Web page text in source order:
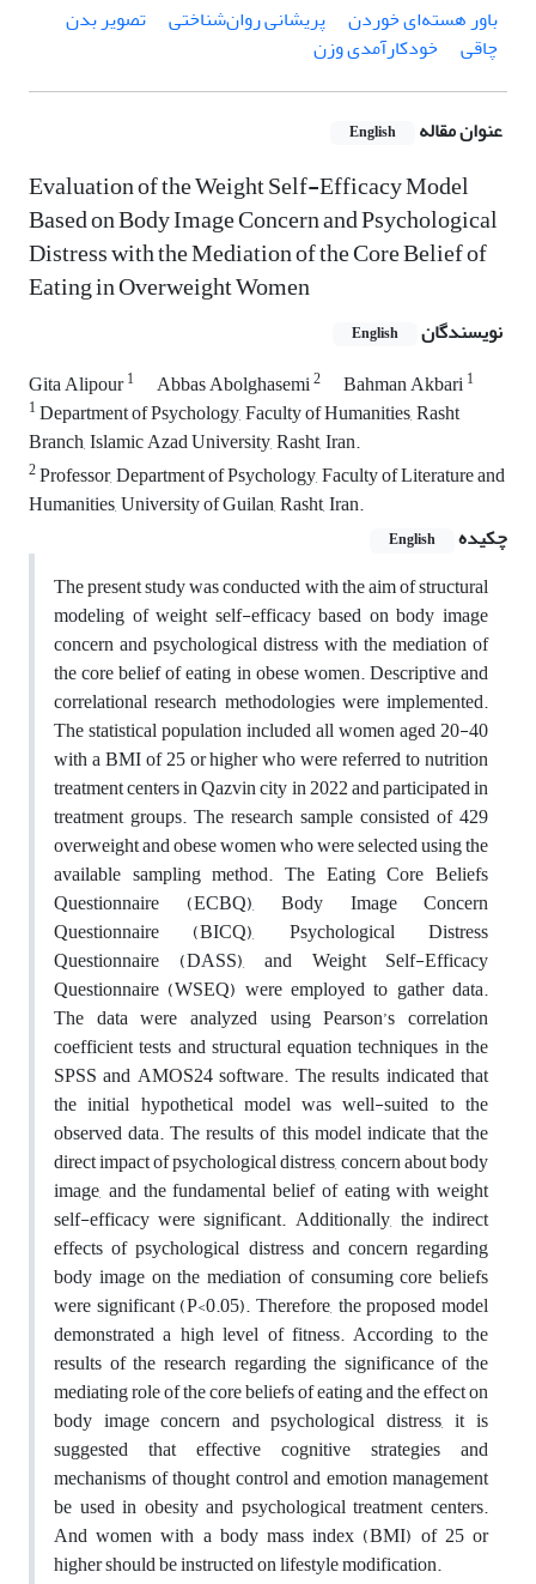
باور هسته‌ای خوردن
پریشانی روان‌شناختی
تصویر بدن
چاقی
خودکارآمدی وزن
عنوان مقاله English
Evaluation of the Weight Self-Efficacy Model
Based on Body Image Concern and Psychological
Distress with the Mediation of the Core Belief of
Eating in Overweight Women
نویسندگان English
Gita Alipour1 Abbas Abolghasemi2 Bahman Akbari1
1Department of Psychology, Faculty of Humanities, Rasht
Branch, Islamic Azad University, Rasht, Iran.
2Professor, Department of Psychology, Faculty of Literature and
Humanities, University of Guilan, Rasht, Iran.
چکیده
English
The present study was conducted with the aim of structural
modeling of weight self-efficacy based on body image
concern and psychological distress with the mediation of
the core belief of eating in obese women. Descriptive and
correlational research methodologies were implemented.
The statistical population included all women aged 20-40
with a BMI of 25 or higher who were referred to nutrition
treatment centers in Qazvin city in 2022 and participated in
treatment groups. The research sample consisted of 429
overweight and obese women who were selected using the
available sampling method. The Eating Core Beliefs
Questionnaire (ECBQ), Body Image Concern
Questionnaire (BICQ), Psychological Distress
Questionnaire (DASS), and Weight Self-Efficacy
Questionnaire (WSEQ) were employed to gather data.
The data were analyzed using Pearson’s correlation
coefficient tests and structural equation techniques in the
SPSS and AMOS24 software. The results indicated that
the initial hypothetical model was well-suited to the
observed data. The results of this model indicate that the
direct impact of psychological distress, concern about body
image, and the fundamental belief of eating with weight
self-efficacy were significant. Additionally, the indirect
effects of psychological distress and concern regarding
body image on the mediation of consuming core beliefs
were significant (P<0.05). Therefore, the proposed model
demonstrated a high level of fitness. According to the
results of the research regarding the significance of the
mediating role of the core beliefs of eating and the effect on
body image concern and psychological distress, it is
suggested that effective cognitive strategies and
mechanisms of thought control and emotion management
be used in obesity and psychological treatment centers.
And women with a body mass index (BMI) of 25 or
higher should be instructed on lifestyle modification.